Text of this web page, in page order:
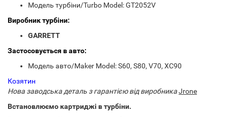
Модель турбіни/Turbo Model: GT2052V
Виробник турбіни:
GARRETT
Застосовується в авто:
Модель авто/Maker Model: S60, S80, V70, XC90
Козятин
Нова заводська деталь з гарантією від виробникаJrone
Встановлюємо картриджі в турбіни.